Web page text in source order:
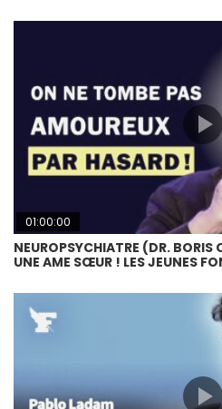
01:00:00
NEUROPSYCHIATRE (DR. BORIS
UNE AME SŒUR ! LES JEUNES